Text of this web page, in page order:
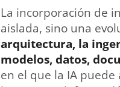
La incorporación de
aislada, sino una
arquitectura, la
modelos, datos,
en el que la IA